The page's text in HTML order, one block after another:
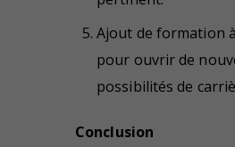
Ajout de formation
pour ouvrir de
possibilités de
Conclusion